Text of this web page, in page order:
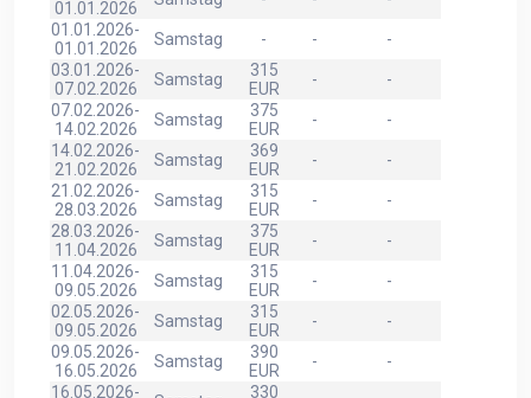
01.01.2026
01.01.2026-
01.01.2026
Samstag - -
-
03.01.2026-
07.02.2026
Samstag
315
EUR
-
-
07.02.2026-
14.02.2026
Samstag
375
EUR
-
-
14.02.2026-
21.02.2026
Samstag
369
EUR
-
-
21.02.2026-
28.03.2026
Samstag
315
EUR
-
-
28.03.2026-
11.04.2026
Samstag
375
EUR
-
-
11.04.2026-
09.05.2026
Samstag
315
EUR
-
-
02.05.2026-
09.05.2026
Samstag
315
EUR
-
-
09.05.2026-
16.05.2026
Samstag
390
EUR
-
-
16.05.2026-
330